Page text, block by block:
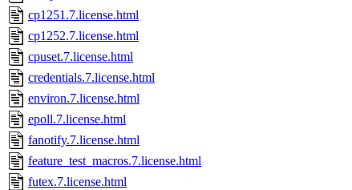
cp1251.7.license.html
cp1252.7.license.html
cpuset.7.license.html
credentials.7.license.html
environ.7.license.html
epoll.7.license.html
fanotify.7.license.html
feature_test_macros.7.license.html
futex.7.license.html